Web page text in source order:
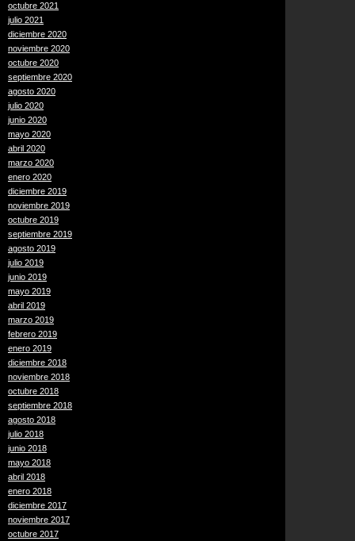
octubre 2021
julio 2021
diciembre 2020
noviembre 2020
octubre 2020
septiembre 2020
agosto 2020
julio 2020
junio 2020
mayo 2020
abril 2020
marzo 2020
enero 2020
diciembre 2019
noviembre 2019
octubre 2019
septiembre 2019
agosto 2019
julio 2019
junio 2019
mayo 2019
abril 2019
marzo 2019
febrero 2019
enero 2019
diciembre 2018
noviembre 2018
octubre 2018
septiembre 2018
agosto 2018
julio 2018
junio 2018
mayo 2018
abril 2018
enero 2018
diciembre 2017
noviembre 2017
octubre 2017